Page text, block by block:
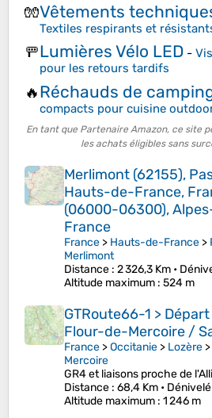
🧤Vêtements
Textiles respirants et
🚥Lumières Vélo LED -
pour les retours tardifs
🔥Réchauds de
compacts pour cuisine
En tant que Partenaire Amazon, ce site
les achats éligibles sans
Merlimont (62155),
Hauts-de-France,
(06000-06300),
France
France > Hauts-de-France >
Merlimont
Distance : 2 326,3 Km •
Altitude maximum : 524 m
GTRoute66-1 >
Flour-de-Mercoire /
France >Occitanie > Lozère >
Mercoire
GR4 et liaisons proche de
Distance : 68,4 Km •
Altitude maximum : 1 246 m